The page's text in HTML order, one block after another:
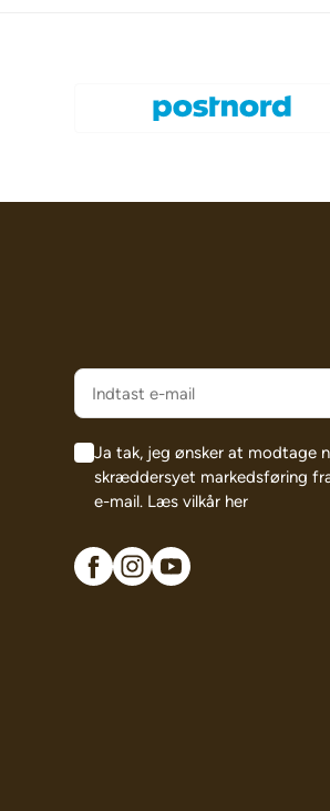
Ja tak, jeg ønsker at modtage
skræddersyet markedsføring
e-mail. Læs vilkår her